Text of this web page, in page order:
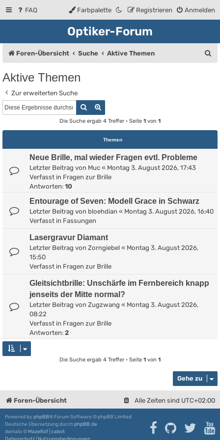
FAQ Anmelden
Registrieren
Farbpalette
Optiker-Forum
Foren-Übersicht Suche Aktive Themen
Aktive Themen
Zur erweiterten Suche
Suche
Die Suche ergab 4 Treffer • Seite 1 von 1
Themen
Neue Brille, mal wieder Fragen evtl. Probleme
Letzter Beitrag von Muc « Montag 3. August 2026, 17:43
Verfasst in Fragen zur Brille
Antworten: 10
Entourage of Seven: Modell Grace in Schwarz
Letzter Beitrag von bloehdian « Montag 3. August 2026, 16:40
Verfasst in Fassungen
Lasergravur Diamant
Letzter Beitrag von Zorngiebel « Montag 3. August 2026,
15:50
Verfasst in Fragen zur Brille
Gleitsichtbrille: Unschärfe im Fernbereich knapp
jenseits der Mitte normal?
Letzter Beitrag von Zugzwang « Montag 3. August 2026,
08:22
Verfasst in Fragen zur Brille
Antworten: 2
Die Suche ergab 4 Treffer • Seite 1 von 1
Gehe zu
Foren-Übersicht Alle Zeiten sind UTC+02:00
Powered by phpBB® Forum Software © phpBB Limited
Deutsche Übersetzung durchphpBB.de
damaïo © Mazeltof cabot